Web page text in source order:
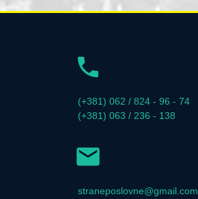
(+381) 062 / 824 - 96 - 74
(+381) 063 / 236 - 138
straneposlovne@gmail.com